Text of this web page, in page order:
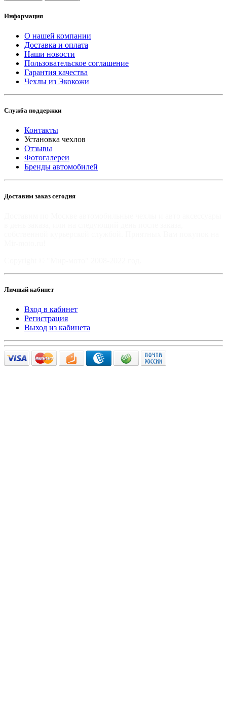
Информация
О нашей компании
Доставка и оплата
Наши новости
Пользовательское соглашение
Гарантия качества
Чехлы из Экокожи
Служба поддержки
Контакты
Установка чехлов
Отзывы
Фотогалереи
Бренды автомобилей
Доставим заказ сегодня
Личный кабинет
Вход в кабинет
Регистрация
Выход из кабинета